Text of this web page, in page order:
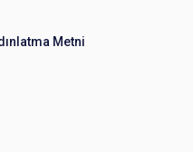
Metni